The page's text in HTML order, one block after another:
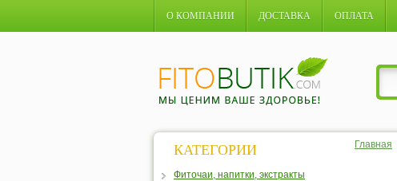
О КОМПАНИИ ДОСТАВКА ОПЛАТА
Главная
КАТЕГОРИИ
Фиточаи, напитки, экстракты